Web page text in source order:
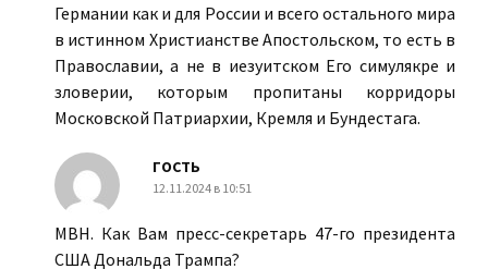
Германии как и для России и всего остального мира
в истинном Христианстве Апостольском, то есть в
Православии, а не в иезуитском Его симулякре и
зловерии, которым пропитаны корридоры
Московской Патриархии, Кремля и Бундестага.
ГОСТЬ
12.11.2024 в 10:51
МВН. Как Вам пресс-секретарь 47-го президента
США Дональда Трампа?